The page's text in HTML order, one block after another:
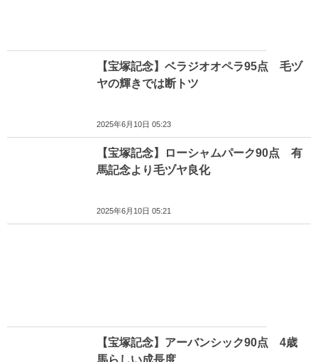
【宝塚記念】ベラジオオペラ95点 毛ヅ
ヤの輝きでは断トツ
2025年6月10日 05:23
【宝塚記念】ローシャムパーク90点 有
馬記念より毛ヅヤ良化
2025年6月10日 05:21
【宝塚記念】アーバンシック90点 4歳
馬らしい成長度